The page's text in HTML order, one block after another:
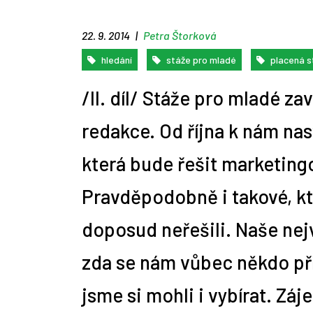
10 nejčastějších profesí
absolventů práv
Zemědělskou rubriku
připravujeme
Alžběta Vítková mluví 9 jazyky,
osvojit si nový jazyk jí trvá pár
10 rad, jak napsat správný mail
personalistovi
Úvod
pro
Jdi pracovat! jako stážista A je
1. díl: Mimouniverzitní aktivity
aneb soutěž Hledá se novinář!
Jaká
Repasované či předváděcí
notebooky a počítače: Žádný
Tip
22. 9. 2014 | Petra Štorková
hledání stáže pro mladé placená
/II. díl/ Stáže pro mladé
redakce. Od října k nám
která bude řešit
Pravděpodobně i takové,
doposud neřešili. Naše
zda se nám vůbec někdo
jsme si mohli i vybírat.